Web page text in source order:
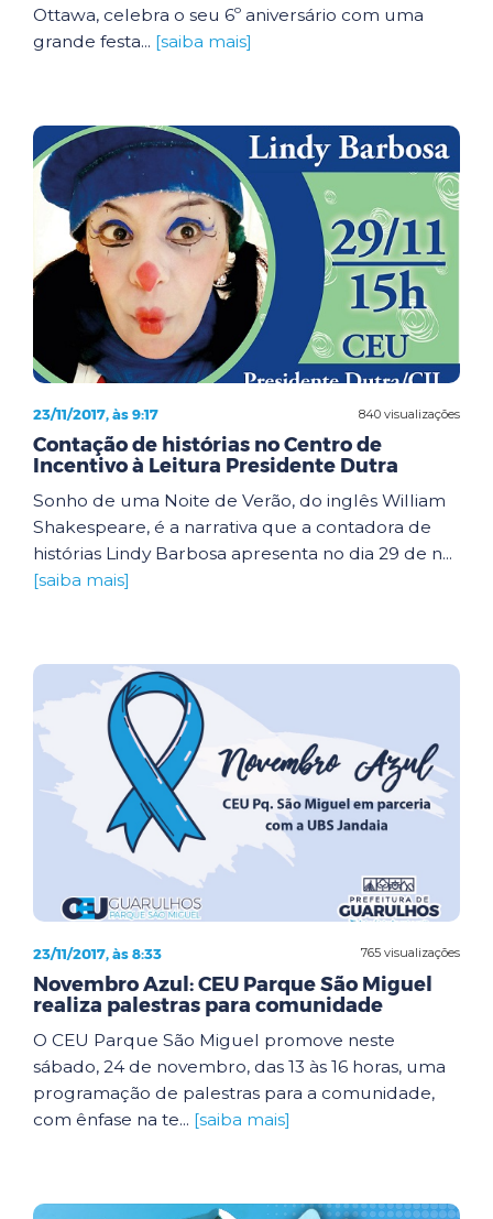
Ottawa, celebra o seu 6º aniversário com uma
grande festa... [saiba mais]
840 visualizações
23/11/2017, às 9:17
Contação de histórias no Centro de
Incentivo à Leitura Presidente Dutra
Sonho de uma Noite de Verão, do inglês William
Shakespeare, é a narrativa que a contadora de
histórias Lindy Barbosa apresenta no dia 29 de n...
[saiba mais]
765 visualizações
23/11/2017, às 8:33
Novembro Azul: CEU Parque São Miguel
realiza palestras para comunidade
O CEU Parque São Miguel promove neste
sábado, 24 de novembro, das 13 às 16 horas, uma
programação de palestras para a comunidade,
com ênfase na te... [saiba mais]